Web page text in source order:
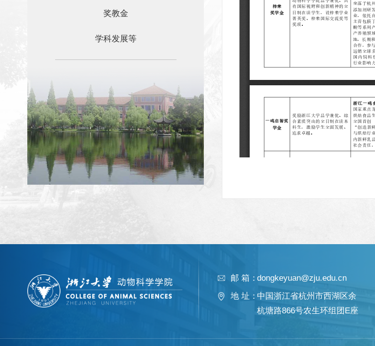
奖教金
学科发展等
邮 箱：dongkeyuan@zju.edu.cn
地 址：中国浙江省杭州市西湖区余
杭塘路866号农生环组团E座